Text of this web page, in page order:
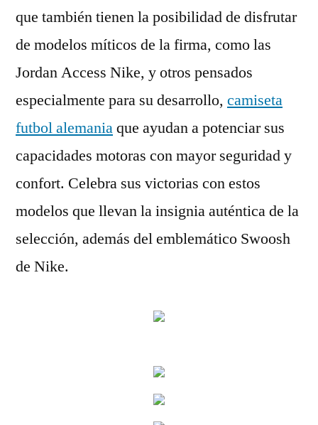
que también tienen la posibilidad de disfrutar
de modelos míticos de la firma, como las
Jordan Access Nike, y otros pensados
especialmente para su desarrollo, camiseta
futbol alemaniaque ayudan a potenciar sus
capacidades motoras con mayor seguridad y
confort. Celebra sus victorias con estos
modelos que llevan la insignia auténtica de la
selección, además del emblemático Swoosh
de Nike.